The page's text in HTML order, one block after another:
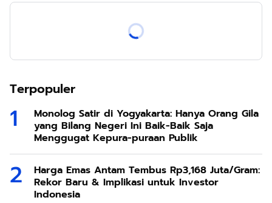
Terpopuler
Monolog Satir di Yogyakarta: Hanya Orang Gila
yang Bilang Negeri Ini Baik-Baik Saja
Menggugat Kepura-puraan Publik
Harga Emas Antam Tembus Rp3,168 Juta/Gram:
Rekor Baru & Implikasi untuk Investor
Indonesia